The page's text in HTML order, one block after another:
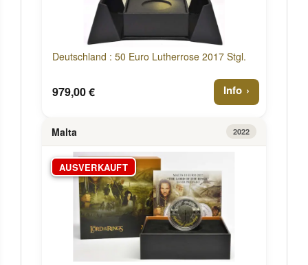
Deutschland : 50 Euro Lutherrose 2017 Stgl.
979,00 € Info
Malta 2022
AUSVERKAUFT